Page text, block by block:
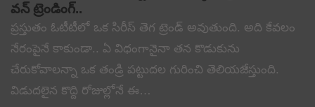
వన్ ట్రెండింగ్..
ప్రస్తుతం ఓటీటీలో ఒక సిరీస్ తెగ ట్రెండ్ అవుతుంది. అది కేవలం
నేరంపైనే కాకుండా.. ఏ విధంగానైనా తన కొడుకును
చేరుకోవాలన్నా ఒక తండ్రి పట్టుదల గురించి తెలియజేస్తుంది.
విడుదలైన కొద్ది రోజుల్లోనే ఈ…